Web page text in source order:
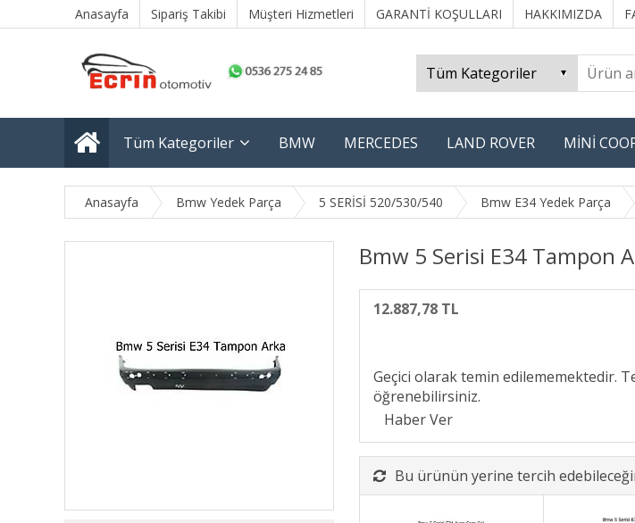
Anasayfa Sipariş Takibi Müşteri Hizmetleri GARANTİ KOŞULLARI HAKKIMIZDA
Tüm Kategoriler BMW MERCEDES LAND ROVER MİNİ
Anasayfa Bmw Yedek Parça 5 SERİSİ 520/530/540 Bmw E34 Yedek Parça
Bmw 5 Serisi E34 Tampon
12.887,78 TL
Geçici olarak temin edilememektedir.
öğrenebilirsiniz.
Bu ürünün yerine tercih